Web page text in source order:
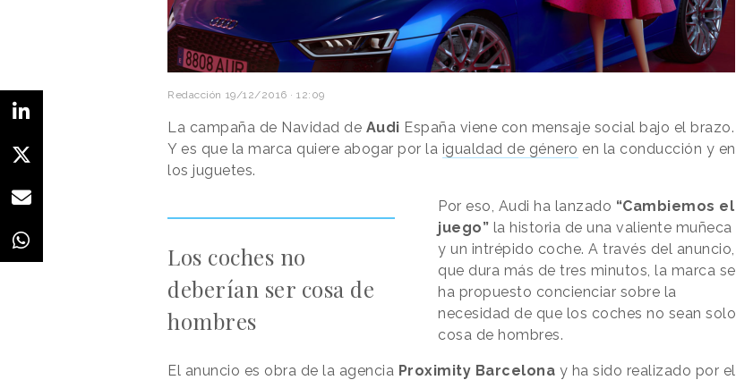
Redacción 19/12/2016 · 12:09
La campaña de Navidad de Audi España viene con mensaje social bajo el brazo.
Y es que la marca quiere abogar por la igualdad de género en la conducción y en
los juguetes.
Los coches no
deberían ser cosa de
hombres
Por eso, Audi ha lanzado “Cambiemos el
juego” la historia de una valiente muñeca
y un intrépido coche. A través del anuncio,
que dura más de tres minutos, la marca se
ha propuesto concienciar sobre la
necesidad de que los coches no sean solo
cosa de hombres.
El anuncio es obra de la agencia Proximity Barcelona y ha sido realizado por el